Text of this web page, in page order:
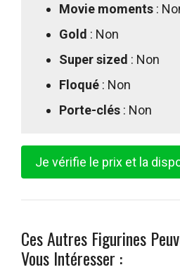
Movie moments :
Gold : Non
Super sized : Non
Floqué : Non
Porte-clés : Non
Je vérifie le prix et la
Ces Autres Figurines
Vous Intéresser :